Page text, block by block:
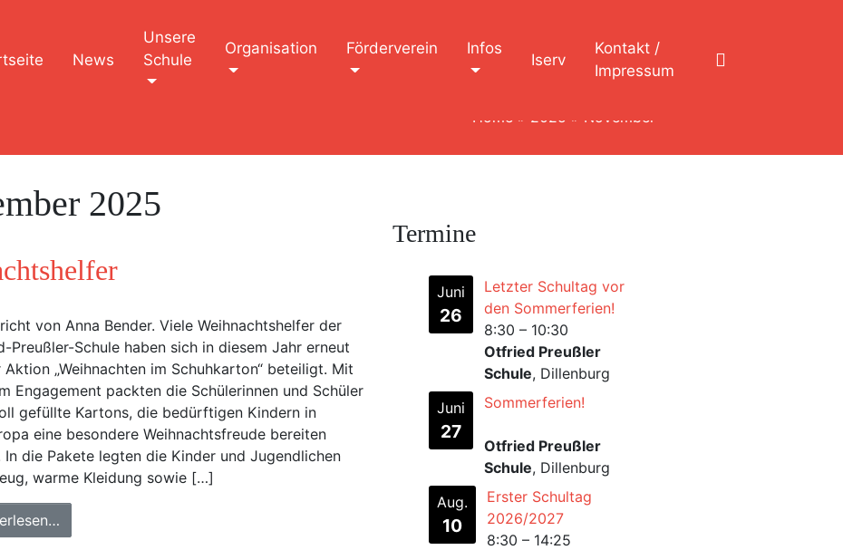
News
Unsere
Schule
Organisation Förderverein Infos
Iserv
Kontakt /
Impressum
Home » 2025 » November
2025
von Anna Bender. Viele Weihnachtshelfer der
Preußler-Schule haben sich in diesem Jahr erneut
Aktion „Weihnachten im Schuhkarton“ beteiligt. Mit
Engagement packten die Schülerinnen und Schüler
gefüllte Kartons, die bedürftigen Kindern in
eine besondere Weihnachtsfreude bereiten
In die Pakete legten die Kinder und Jugendlichen
warme Kleidung sowie […]
Termine
Juni
26
Letzter Schultag vor
den Sommerferien!
8:30 – 10:30
Otfried Preußler
Schule, Dillenburg
Juni
27
Sommerferien!
Otfried Preußler
Schule, Dillenburg
Aug.
10
Erster Schultag
2026/2027
8:30 – 14:25